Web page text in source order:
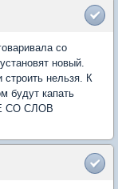
со
новый.
нельзя. К
будут капать
СО СЛОВ